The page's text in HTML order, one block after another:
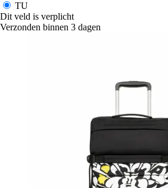
TU
Dit veld is verplicht
Verzonden binnen 3 dagen